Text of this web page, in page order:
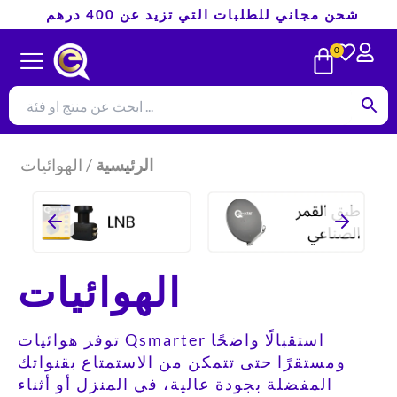
المحتوى
شحن مجاني للطلبات التي تزيد عن 400 درهم
0
CART
الرئيسية / الهوائيات
الهوائيات
توفر هوائيات Qsmarter استقبالًا واضحًا
ومستقرًا حتى تتمكن من الاستمتاع بقنواتك
المفضلة بجودة عالية، في المنزل أو أثناء